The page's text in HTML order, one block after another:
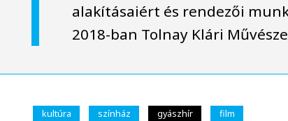
alakításaiért és rendezői
2018-ban Tolnay Klári
kultúra színház gyászhír film